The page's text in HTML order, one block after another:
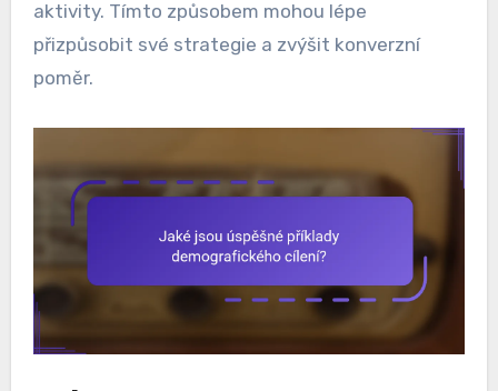
aktivity. Tímto způsobem mohou lépe
přizpůsobit své strategie a zvýšit konverzní
poměr.